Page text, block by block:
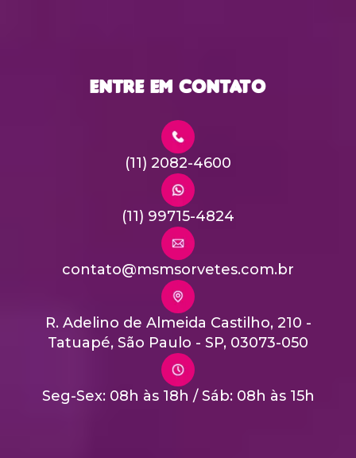
Entre em Contato
(11) 2082-4600
(11) 99715-4824
contato@msmsorvetes.com.br
R. Adelino de Almeida Castilho, 210 -
Tatuapé, São Paulo - SP, 03073-050
Seg-Sex: 08h às 18h / Sáb: 08h às 15h